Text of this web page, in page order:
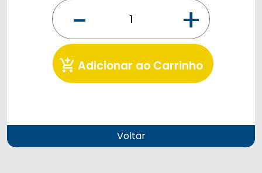
- +
add_shopping_cart Adicionar ao Carrinho
Voltar